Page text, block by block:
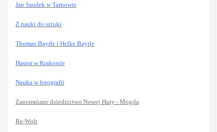
Jan Saudek w Tarnowie
Z nauki do sztuki
Thomas Bayrle i Helke Bayrle
Hasior w Krakowie
Nauka w fotografii
Zapomniane dziedzictwo Nowej Huty - Mogiła
Re-Wolt